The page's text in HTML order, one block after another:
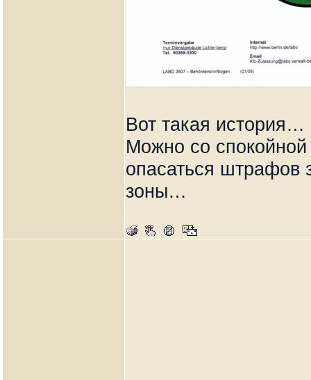
Вот такая история…
Можно со
опасаться штрафов
зоны…